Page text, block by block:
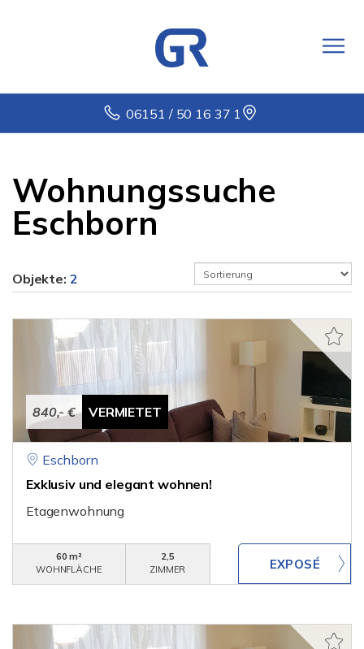
06151 / 50 16 37 1
Wohnungssuche
Eschborn
Objekte: 2
840,- € VERMIETET
Eschborn
Exklusiv und elegant wohnen!
Etagenwohnung
60 m²
WOHNFLÄCHE
2,5
ZIMMER